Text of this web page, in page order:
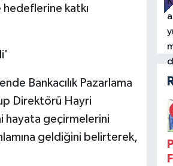
hedeflerine katkı
Bankacılık Pazarlama
Direktörü Hayri
hayata geçirmelerini
geldiğini belirterek,